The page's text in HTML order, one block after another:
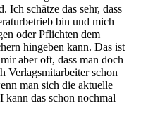
Ich schätze das sehr, dass
bin und mich
oder Pflichten dem
hingeben kann. Das ist
aber oft, dass man doch
Verlagsmitarbeiter schon
man sich die aktuelle
das schon nochmal